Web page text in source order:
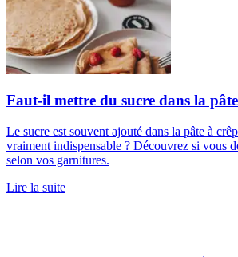
Faut-il mettre du sucre dans la
Le sucre est souvent ajouté dans la pâte à
vraiment indispensable ? Découvrez si vous
selon vos garnitures.
Lire la suite